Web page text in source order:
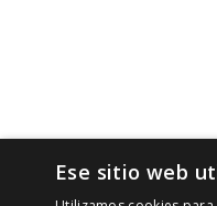
Ese sitio web